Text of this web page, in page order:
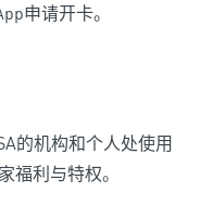
申请开卡。
的机构和个人处使用
福利与特权。